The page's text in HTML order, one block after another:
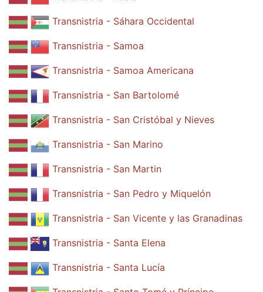
Transnistria - Sáhara Occidental
Transnistria - Samoa
Transnistria - Samoa Americana
Transnistria - San Bartolomé
Transnistria - San Cristóbal y Nieves
Transnistria - San Marino
Transnistria - San Martin
Transnistria - San Pedro y Miquelón
Transnistria - San Vicente y las Granadinas
Transnistria - Santa Elena
Transnistria - Santa Lucía